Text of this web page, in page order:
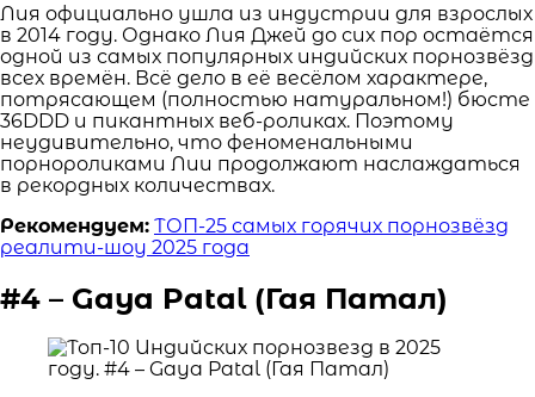
Лия официально ушла из индустрии для взрослых
в 2014 году. Однако Лия Джей до сих пор остаётся
одной из самых популярных индийских порнозвёзд
всех времён. Всё дело в её весёлом характере,
потрясающем (полностью натуральном!) бюсте
36DDD и пикантных веб-роликах. Поэтому
неудивительно, что феноменальными
порнороликами Лии продолжают наслаждаться
в рекордных количествах.
Рекомендуем: ТОП-25 самых горячих порнозвёзд
реалити-шоу 2025 года
#4 – Gaya Patal (Гая Патал)